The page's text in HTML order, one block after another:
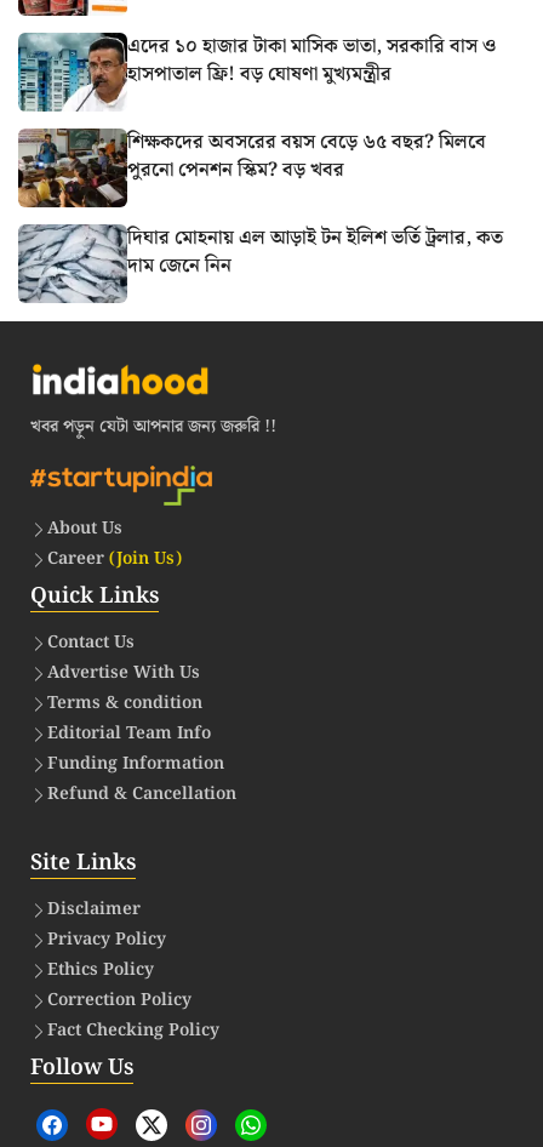
এদের ১০ হাজার টাকা মাসিক ভাতা, সরকারি বাস ও
হাসপাতাল ফ্রি! বড় ঘোষণা মুখ্যমন্ত্রীর
শিক্ষকদের অবসরের বয়স বেড়ে ৬৫ বছর? মিলবে
পুরনো পেনশন স্কিম? বড় খবর
দিঘার মোহনায় এল আড়াই টন ইলিশ ভর্তি ট্রলার, কত
দাম জেনে নিন
খবর পড়ুন যেটা আপনার জন্য জরুরি !!
About Us
Career(Join Us)
Quick Links
Contact Us
Advertise With Us
Terms & condition
Editorial Team Info
Funding Information
Refund & Cancellation
Site Links
Disclaimer
Privacy Policy
Ethics Policy
Correction Policy
Fact Checking Policy
Follow Us